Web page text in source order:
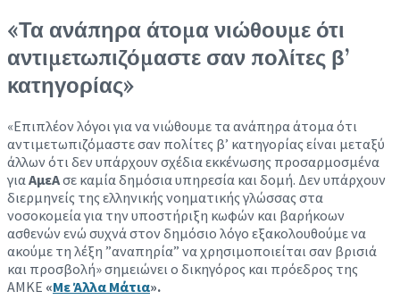
«Τα ανάπηρα άτομα νιώθουμε ότι
αντιμετωπιζόμαστε σαν πολίτες β’
κατηγορίας»
«Επιπλέον λόγοι για να νιώθουμε τα ανάπηρα άτομα ότι
αντιμετωπιζόμαστε σαν πολίτες β’ κατηγορίας είναι μεταξύ
άλλων ότι δεν υπάρχουν σχέδια εκκένωσης προσαρμοσμένα
για ΑμεΑσε καμία δημόσια υπηρεσία και δομή. Δεν υπάρχουν
διερμηνείς της ελληνικής νοηματικής γλώσσας στα
νοσοκομεία για την υποστήριξη κωφών και βαρήκοων
ασθενών ενώ συχνά στον δημόσιο λόγο εξακολουθούμε να
ακούμε τη λέξη ”αναπηρία” να χρησιμοποιείται σαν βρισιά
και προσβολή» σημειώνει ο δικηγόρος και πρόεδρος της
ΑΜΚΕ «Με Άλλα Μάτια».